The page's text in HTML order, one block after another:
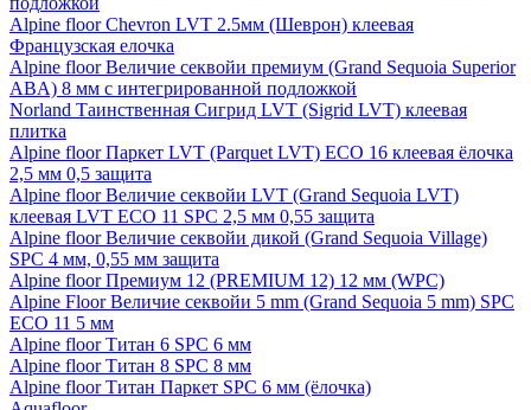
Alpine floor Chevron LVT 2.5мм (Шеврон) клеевая
Французская елочка
Alpine floor Величие секвойи премиум (Grand Sequoia Superior
ABA) 8 мм с интегрированной подложкой
Norland Таинственная Сигрид LVT (Sigrid LVT) клеевая
плитка
Alpine floor Паркет LVT (Parquet LVT) ECO 16 клеевая ёлочка
2,5 мм 0,5 защита
Alpine floor Величие секвойи LVT (Grand Sequoia LVT)
клеевая LVT ECO 11 SPC 2,5 мм 0,55 защита
Alpine floor Величие секвойи дикой (Grand Sequoia Village)
SPC 4 мм, 0,55 мм защита
Alpine floor Премиум 12 (PREMIUM 12) 12 мм (WPC)
Alpine Floor Величие секвойи 5 mm (Grand Sequoia 5 mm) SPC
ECO 11 5 мм
Alpine floor Титан 6 SPC 6 мм
Alpine floor Титан 8 SPC 8 мм
Alpine floor Титан Паркет SPC 6 мм (ёлочка)